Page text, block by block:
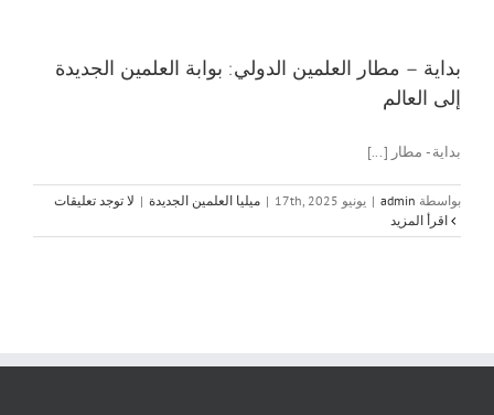
بداية – مطار العلمين الدولي: بوابة العلمين الجديدة
إلى العالم
بداية - مطار [...]
بواسطة admin
| يونيو 17th, 2025 | ميليا العلمين الجديدة | لا توجد تعليقات